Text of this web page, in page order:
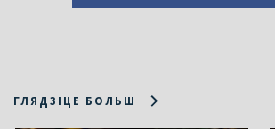
ГЛЯДЗІЦЕ БОЛЬШ